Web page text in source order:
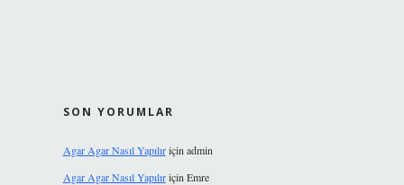
SON YORUMLAR
Agar Agar Nasıl Yapılıriçin admin
Agar Agar Nasıl Yapılıriçin Emre